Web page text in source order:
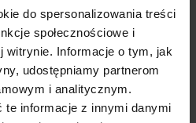
do spersonalizowania treści
społecznościowe i
witrynie. Informacje o tym, jak
udostępniamy partnerom
i analitycznym.
te informacje z innymi danymi